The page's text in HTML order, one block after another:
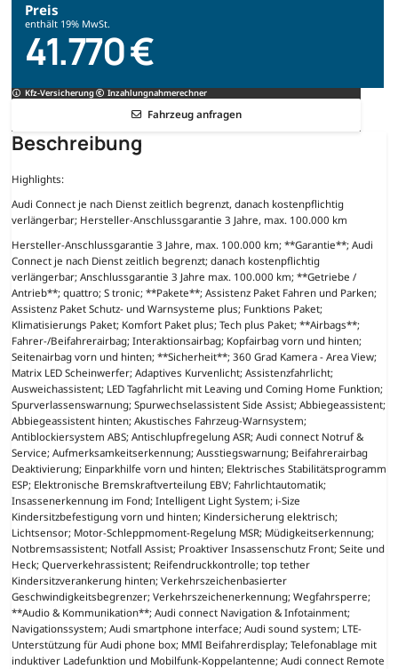
Preis
enthält 19% MwSt.
41.770 €
Kfz-Versicherung Inzahlungnahmerechner
Fahrzeug anfragen
Beschreibung
Highlights:
Audi Connect je nach Dienst zeitlich begrenzt, danach kostenpflichtig
verlängerbar; Hersteller-Anschlussgarantie 3 Jahre, max. 100.000 km
Hersteller-Anschlussgarantie 3 Jahre, max. 100.000 km; **Garantie**; Audi
Connect je nach Dienst zeitlich begrenzt; danach kostenpflichtig
verlängerbar; Anschlussgarantie 3 Jahre max. 100.000 km; **Getriebe /
Antrieb**; quattro; S tronic; **Pakete**; Assistenz Paket Fahren und Parken;
Assistenz Paket Schutz- und Warnsysteme plus; Funktions Paket;
Klimatisierungs Paket; Komfort Paket plus; Tech plus Paket; **Airbags**;
Fahrer-/Beifahrerairbag; Interaktionsairbag; Kopfairbag vorn und hinten;
Seitenairbag vorn und hinten; **Sicherheit**; 360 Grad Kamera - Area View;
Matrix LED Scheinwerfer; Adaptives Kurvenlicht; Assistenzfahrlicht;
Ausweichassistent; LED Tagfahrlicht mit Leaving und Coming Home Funktion;
Spurverlassenswarnung; Spurwechselassistent Side Assist; Abbiegeassistent;
Abbiegeassistent hinten; Akustisches Fahrzeug-Warnsystem;
Antiblockiersystem ABS; Antischlupfregelung ASR; Audi connect Notruf &
Service; Aufmerksamkeitserkennung; Ausstiegswarnung; Beifahrerairbag
Deaktivierung; Einparkhilfe vorn und hinten; Elektrisches Stabilitätsprogramm
ESP; Elektronische Bremskraftverteilung EBV; Fahrlichtautomatik;
Insassenerkennung im Fond; Intelligent Light System; i-Size
Kindersitzbefestigung vorn und hinten; Kindersicherung elektrisch;
Lichtsensor; Motor-Schleppmoment-Regelung MSR; Müdigkeitserkennung;
Notbremsassistent; Notfall Assist; Proaktiver Insassenschutz Front; Seite und
Heck; Querverkehrassistent; Reifendruckkontrolle; top tether
Kindersitzverankerung hinten; Verkehrszeichenbasierter
Geschwindigkeitsbegrenzer; Verkehrszeichenerkennung; Wegfahrsperre;
**Audio & Kommunikation**; Audi connect Navigation & Infotainment;
Navigationssystem; Audi smartphone interface; Audi sound system; LTE-
Unterstützung für Audi phone box; MMI Beifahrerdisplay; Telefonablage mit
induktiver Ladefunktion und Mobilfunk-Koppelantenne; Audi connect Remote